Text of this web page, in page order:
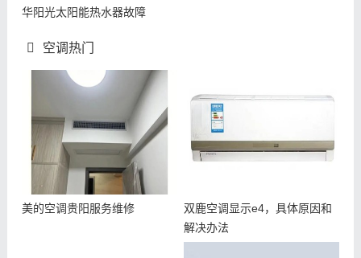
华阳光太阳能热水器故障
空调热门
美的空调贵阳服务维修
双鹿空调显示e4，具体原因和
解决办法